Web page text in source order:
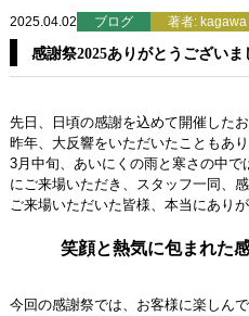
2025.04.02 ブログ 著者: kagawa
感謝祭2025ありがとうございま
先日、日頃の感謝を込めて開催したお
昨年、大反響をいただいたこともあ
3月中旬、あいにくの雨と寒さの中
にご来場いただき、スタッフ一同、
ご来場いただいた皆様、本当にあり
笑顔と熱気に包まれた
今回の感謝祭では、お客様に楽しん